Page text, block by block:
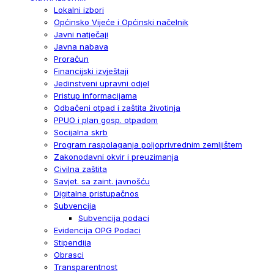
Lokalni izbori
Općinsko Vijeće i Općinski načelnik
Javni natječaji
Javna nabava
Proračun
Financijski izvještaji
Jedinstveni upravni odjel
Pristup informacijama
Odbačeni otpad i zaštita životinja
PPUO i plan gosp. otpadom
Socijalna skrb
Program raspolaganja poljoprivrednim zemljištem
Zakonodavni okvir i preuzimanja
Civilna zaštita
Savjet. sa zaint. javnošću
Digitalna pristupačnos
Subvencija
Subvencija podaci
Evidencija OPG Podaci
Stipendija
Obrasci
Transparentnost